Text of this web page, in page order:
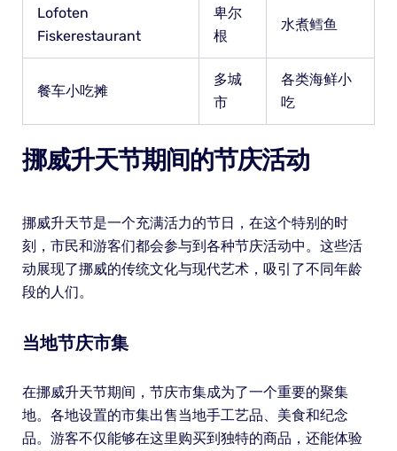
Lofoten
Fiskerestaurant
卑尔
根
水煮鳕鱼
餐车小吃摊
多城
市
各类海鲜小
吃
挪威升天节期间的节庆活动
挪威升天节是一个充满活力的节日，在这个特别的时
刻，市民和游客们都会参与到各种节庆活动中。这些活
动展现了挪威的传统文化与现代艺术，吸引了不同年龄
段的人们。
当地节庆市集
在挪威升天节期间，节庆市集成为了一个重要的聚集
地。各地设置的市集出售当地手工艺品、美食和纪念
品。游客不仅能够在这里购买到独特的商品，还能体验